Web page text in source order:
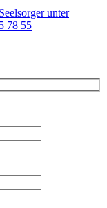
unter
78 55